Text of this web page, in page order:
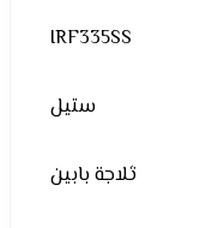
IRF335SS
ستيل
ثلاجة بابين